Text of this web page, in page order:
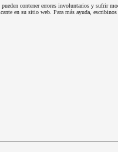
contener errores involuntarios y sufrir
en su sitio web. Para más ayuda,